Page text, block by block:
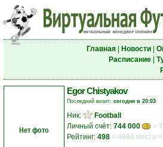
Главная| Новости|
Расписание|
Нет фото
Egor Chistyakov
Последний визит: сегодня в 20:03
Ник:
Football
Личный счёт: 744 000
=
Рейтинг: 498 = 4664 место =